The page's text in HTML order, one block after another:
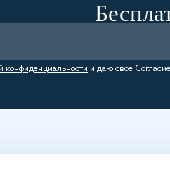
конфиденциальности и даю свое